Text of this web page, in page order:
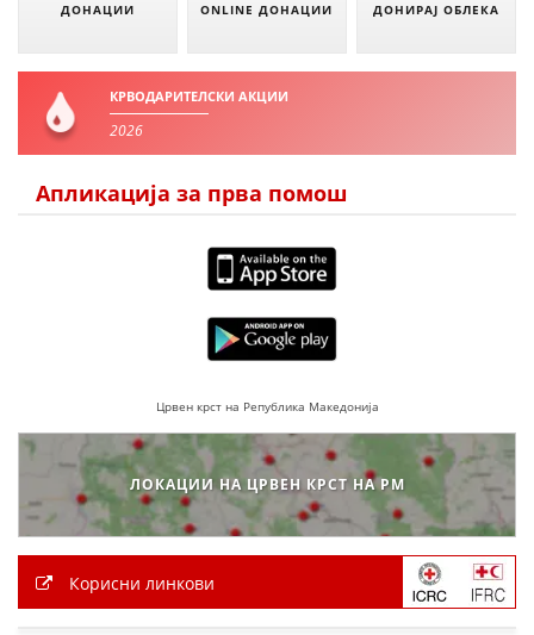
ДОНАЦИИ ONLINE ДОНАЦИИ ДОНИРАЈ ОБЛЕКА
КРВОДАРИТЕЛСКИ АКЦИИ
2026
Апликација за прва помош
Црвен крст на Република Македонија
ЛОКАЦИИ НА ЦРВЕН КРСТ НА РМ
Корисни линкови